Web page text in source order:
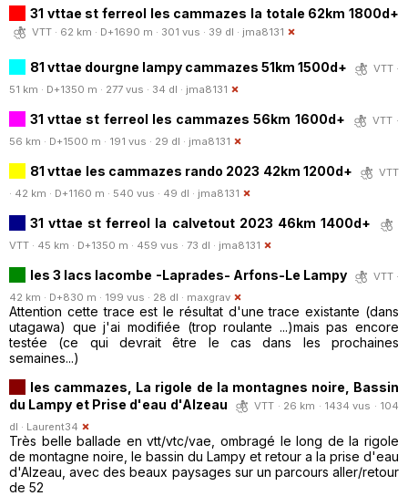
31 vttae st ferreol les cammazes la totale 62km 1800d+
VTT · 62 km · D+1690 m · 301 vus · 39 dl · jma8131
81 vttae dourgne lampy cammazes 51km 1500d+
VTT ·
51 km · D+1350 m · 277 vus · 34 dl · jma8131
31 vttae st ferreol les cammazes 56km 1600d+
VTT ·
56 km · D+1500 m · 191 vus · 29 dl · jma8131
81 vttae les cammazes rando 2023 42km 1200d+
VTT
· 42 km · D+1160 m · 540 vus · 49 dl · jma8131
31 vttae st ferreol la calvetout 2023 46km 1400d+
VTT · 45 km · D+1350 m · 459 vus · 73 dl · jma8131
les 3 lacs lacombe -Laprades- Arfons-Le Lampy
VTT ·
42 km · D+830 m · 199 vus · 28 dl · maxgrav
Attention cette trace est le résultat d'une trace existante (dans
utagawa) que j'ai modifiée (trop roulante ...)mais pas encore
testée (ce qui devrait être le cas dans les prochaines
semaines...)
les cammazes, La rigole de la montagnes noire, Bassin
du Lampy et Prise d'eau d'Alzeau
VTT · 26 km · 1434 vus · 104
dl · Laurent34
Très belle ballade en vtt/vtc/vae, ombragé le long de la rigole
de montagne noire, le bassin du Lampy et retour a la prise d'eau
d'Alzeau, avec des beaux paysages sur un parcours aller/retour
de 52